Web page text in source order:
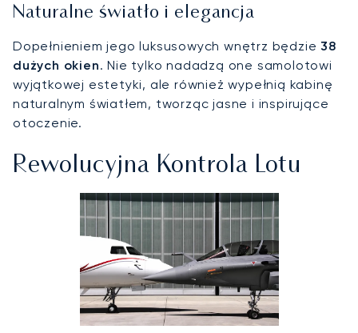
Naturalne światło i elegancja
Dopełnieniem jego luksusowych wnętrz będzie 38
dużych okien. Nie tylko nadadzą one samolotowi
wyjątkowej estetyki, ale również wypełnią kabinę
naturalnym światłem, tworząc jasne i inspirujące
otoczenie.
Rewolucyjna Kontrola Lotu